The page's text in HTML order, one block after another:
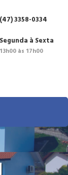
(47) 3358-0334
Segunda à Sexta
13h00 às 17h00